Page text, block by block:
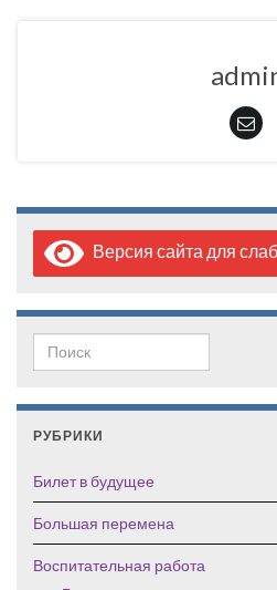
Версия сайта для
Search for:
РУБРИКИ
Билет в будущее
Большая перемена
Воспитательная работа